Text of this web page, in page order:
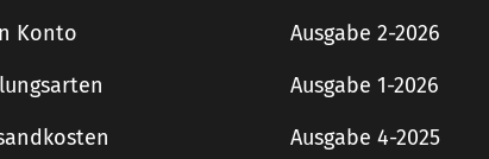
Konto
Ausgabe 2-2026
Ausgabe 1-2026
Ausgabe 4-2025